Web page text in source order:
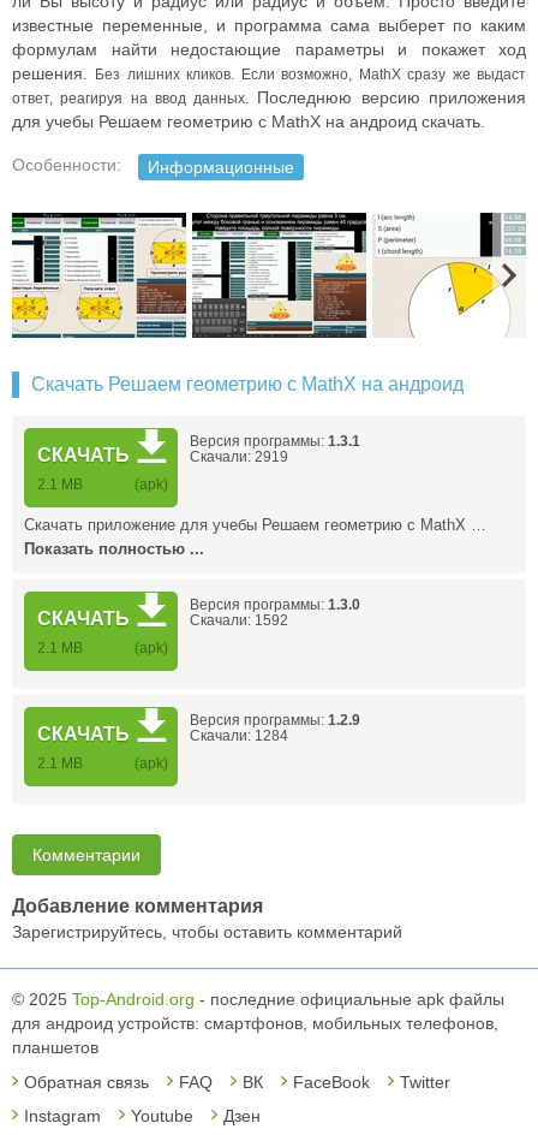
известные переменные, и программа сама выберет по каким
формулам найти недостающие параметры и покажет ход
решения.
Без лишних кликов. Если возможно, MathX сразу же выдаст
ответ, реагируя на ввод данных. Последнюю версию приложения
для учебы Решаем геометрию с MathX на андроид скачать.
Особенности: Информационные
Скачать Решаем геометрию с MathX на андроид
СКАЧАТЬ
2.1 MB (apk)
Версия программы: 1.3.1
Скачали: 2919
Скачать приложение для учебы Решаем геометрию с MathX …
Показать полностью ...
СКАЧАТЬ
2.1 MB (apk)
Версия программы: 1.3.0
Скачали: 1592
СКАЧАТЬ
2.1 MB (apk)
Версия программы: 1.2.9
Скачали: 1284
Комментарии
Добавление комментария
Зарегистрируйтесь, чтобы оставить комментарий
© 2025 Top-Android.org - последние официальные apk файлы
для андроид устройств: смартфонов, мобильных телефонов,
планшетов
Обратная связь
FAQ ВК FaceBook
Twitter
Instagram
Youtube Дзен